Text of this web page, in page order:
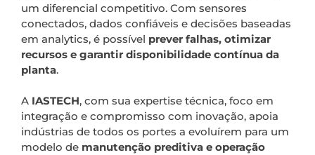
um diferencial competitivo. Com sensores
conectados, dados confiáveis e decisões baseadas
em analytics, é possível prever falhas, otimizar
recursos e garantir disponibilidade contínua da
planta.
A IASTECH, com sua expertise técnica, foco em
integração e compromisso com inovação, apoia
indústrias de todos os portes a evoluírem para um
modelo de manutenção preditiva e operação